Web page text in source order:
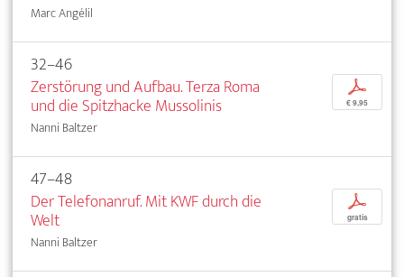
Marc Angélil
32–46
Zerstörung und Aufbau. Terza Roma
und die Spitzhacke Mussolinis
Nanni Baltzer
p
€ 9,95
47–48
Der Telefonanruf. Mit KWF durch die
Welt
Nanni Baltzer
p
gratis